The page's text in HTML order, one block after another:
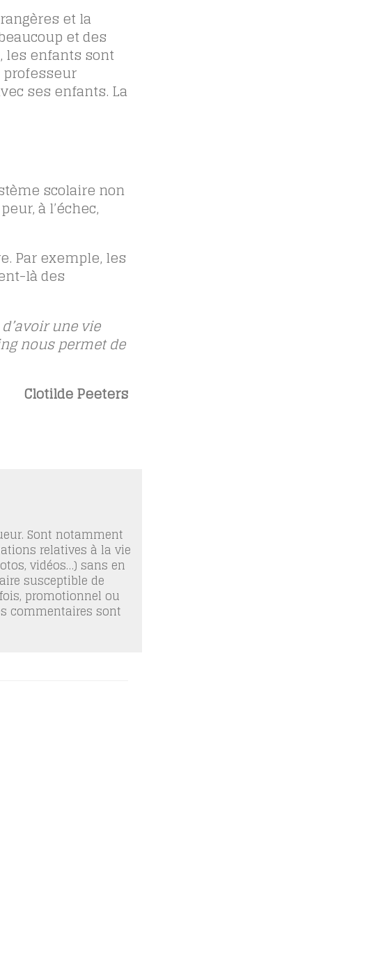
et la
et des
les enfants sont
professeur
ses enfants. La
scolaire non
à l’échec,
Par exemple, les
là des
une vie
nous permet de
Clotilde Peeters
Sont notamment
relatives à la vie
vidéos…) sans en
susceptible de
promotionnel ou
commentaires sont